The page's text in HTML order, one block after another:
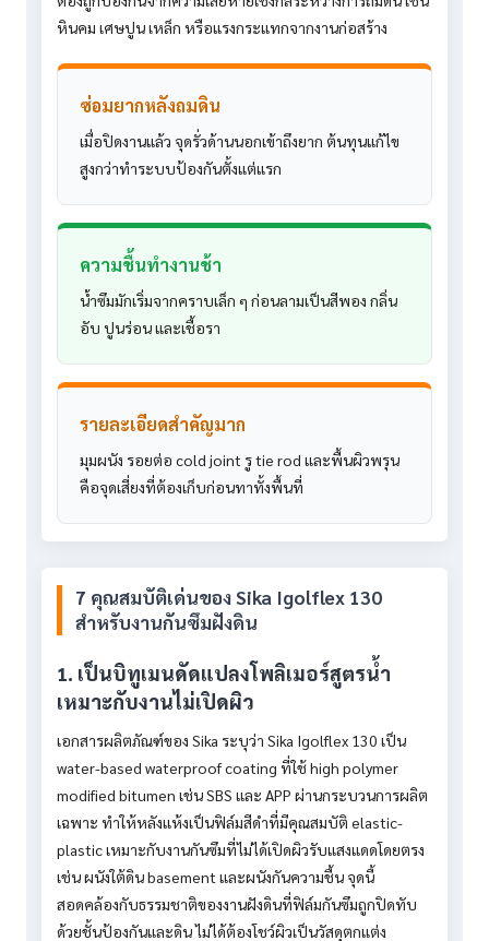
หินคม เศษปูน เหล็ก หรือแรงกระแทกจากงานก่อสร้าง
ซ่อมยากหลังถมดิน
เมื่อปิดงานแล้ว จุดรั่วด้านนอกเข้าถึงยาก ต้นทุนแก้ไข
สูงกว่าทำระบบป้องกันตั้งแต่แรก
ความชื้นทำงานช้า
น้ำซึมมักเริ่มจากคราบเล็ก ๆ ก่อนลามเป็นสีพอง กลิ่น
อับ ปูนร่อน และเชื้อรา
รายละเอียดสำคัญมาก
มุมผนัง รอยต่อ cold joint รู tie rod และพื้นผิวพรุน
คือจุดเสี่ยงที่ต้องเก็บก่อนทาทั้งพื้นที่
7 คุณสมบัติเด่นของ Sika Igolflex 130
สำหรับงานกันซึมฝังดิน
1. เป็นบิทูเมนดัดแปลงโพลิเมอร์สูตรน้ำ
เหมาะกับงานไม่เปิดผิว
เอกสารผลิตภัณฑ์ของ Sika ระบุว่า Sika Igolflex 130 เป็น
water-based waterproof coating ที่ใช้ high polymer
modified bitumen เช่น SBS และ APP ผ่านกระบวนการผลิต
เฉพาะ ทำให้หลังแห้งเป็นฟิล์มสีดำที่มีคุณสมบัติ elastic-
plastic เหมาะกับงานกันซึมที่ไม่ได้เปิดผิวรับแสงแดดโดยตรง
เช่น ผนังใต้ดิน basement และผนังกันความชื้น จุดนี้
สอดคล้องกับธรรมชาติของงานฝังดินที่ฟิล์มกันซึมถูกปิดทับ
ด้วยชั้นป้องกันและดิน ไม่ได้ต้องโชว์ผิวเป็นวัสดุตกแต่ง